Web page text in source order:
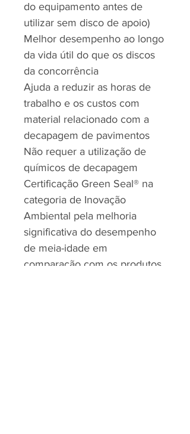
do equipamento antes de
utilizar sem disco de apoio)
Melhor desempenho ao longo
da vida útil do que os discos
da concorrência
Ajuda a reduzir as horas de
trabalho e os custos com
material relacionado com a
decapagem de pavimentos
Não requer a utilização de
químicos de decapagem
Certificação Green Seal® na
categoria de Inovação
Ambiental pela melhoria
significativa do desempenho
de meia-idade em
comparação com os produtos